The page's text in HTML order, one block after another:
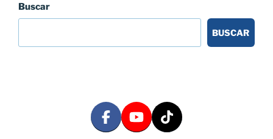
Buscar
BUSCAR